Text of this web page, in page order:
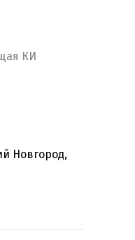
КИ
Новгород,